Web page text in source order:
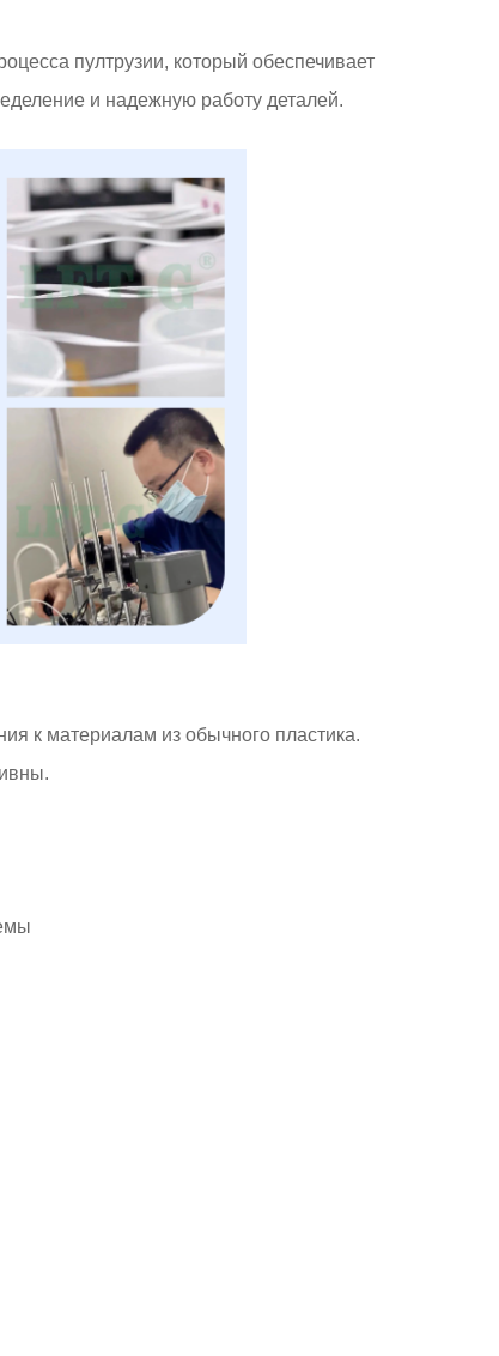
пултрузии, который обеспечивает
и надежную работу деталей.
к материалам из обычного пластика.